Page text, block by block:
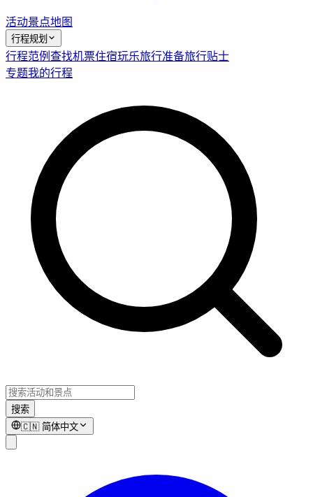
活动景点地图
行程规划
行程范例 查找机票住宿玩乐旅行准备旅行贴士
专题我的行程
搜索
🇨🇳 简体中文